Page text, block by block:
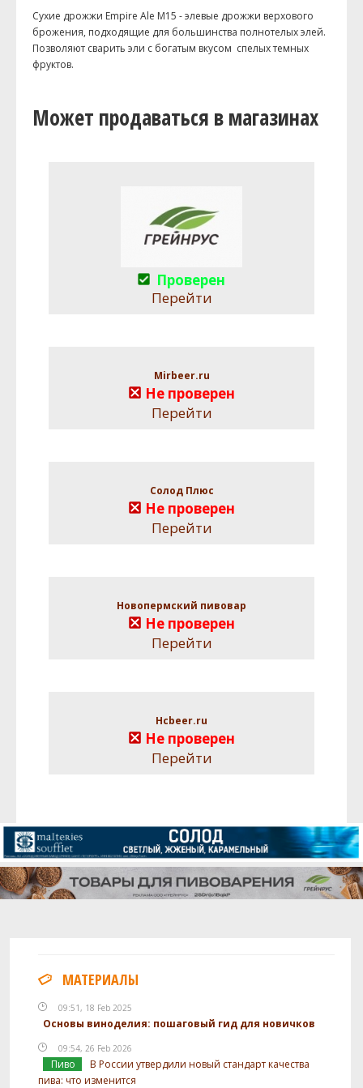
Сухие дрожжи Empire Ale M15 - элевые дрожжи верхового
брожения, подходящие для большинства полнотелых элей.
Позволяют сварить эли с богатым вкусом спелых темных
фруктов.
Может продаваться в магазинах
Проверен
Перейти
Mirbeer.ru
Не проверен
Перейти
Солод Плюс
Не проверен
Перейти
Новопермский пивовар
Не проверен
Перейти
Hcbeer.ru
Не проверен
Перейти
МАТЕРИАЛЫ
09:51, 18 Feb 2025
Основы виноделия: пошаговый гид для новичков
09:54, 26 Feb 2026
Пиво
В России утвердили новый стандарт качества
пива: что изменится